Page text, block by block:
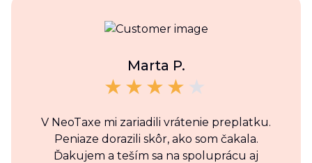
Marta P.
V NeoTaxe mi zariadili vrátenie preplatku.
Peniaze dorazili skôr, ako som čakala.
Ďakujem a teším sa na spoluprácu aj